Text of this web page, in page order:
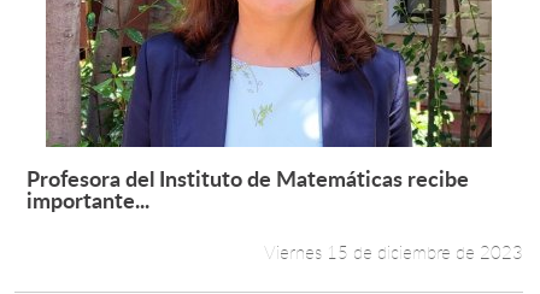
Leer más +
Profesora del Instituto de Matemáticas recibe
importante...
Viernes 15 de diciembre de 2023